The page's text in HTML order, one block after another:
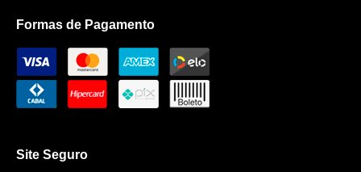
Formas de Pagamento
Site Seguro